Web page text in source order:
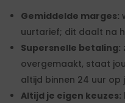
Gemiddelde marges:
uurtarief; dit daalt na
Supersnelle betaling:
overgemaakt, staat
altijd binnen 24 uur op
Altijd je eigen keuzes: